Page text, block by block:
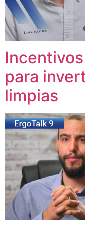
para
limpias